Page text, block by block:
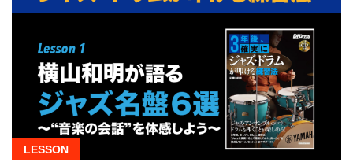
LESSON